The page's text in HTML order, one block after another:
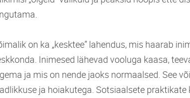
on ka „kesktee” lahendus, mis haarab
Inimesed lähevad vooluga kaasa,
ja mis on nende jaoks normaalsed. See
ja hoiakutega. Sotsiaalsete